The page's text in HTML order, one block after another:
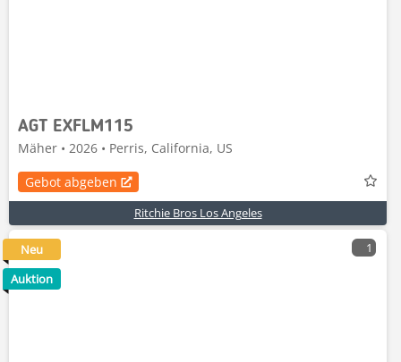
AGT EXFLM115
Mäher • 2026 • Perris, California, US
Gebot abgeben
Ritchie Bros Los Angeles
1
Neu
Auktion